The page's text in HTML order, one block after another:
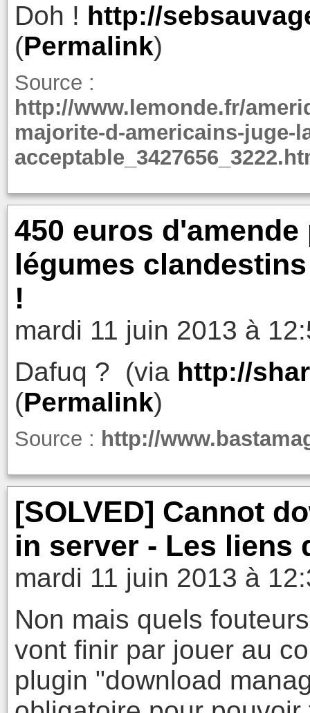
Doh ! http://
(Permalink)
Source :
http://www.lemonde.fr/
majorite-d-americains-juge-
450 euros
légumes
!
mardi 11 juin 2013 à
Dafuq ? (via http://
(Permalink)
Source : http://
[SOLVED] Cannot
in server - Les liens
mardi 11 juin 2013 à
Non mais quels
vont finir par jouer au
plugin "download